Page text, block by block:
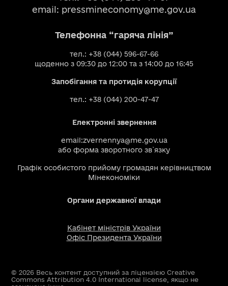
email: pressmineconomy@me.gov.ua
Телефонна “гаряча лінія”
тел.: +38 (044) 596-67-66
щоденно з 09:30 до 12:00 та з 14:00 до 16:45
Запобігання та протидія корупції
тел.: +38 (044) 200-47-47
Електронні звернення
email:zvernennya@me.gov.ua
або форма зворотного зв`язку
Графік особистого прийому громадян керівництвом
Мінекономіки
Органи державної влади
Кабінет міністрів України
Офіс Президента України
© 2026 Весь контент доступний за ліцензією Creative
Commons Attribution 4.0 International license, якщо не